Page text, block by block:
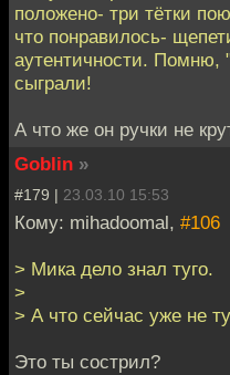
положено- три тётки
что понравилось-
аутентичности. Помню,
сыграли!
А что же он ручки не
Goblin »
#179 | 23.03.10 15:53
Кому: mihadoomal, #106
> Мика дело знал туго.
>
> А что сейчас уже не
Это ты сострил?